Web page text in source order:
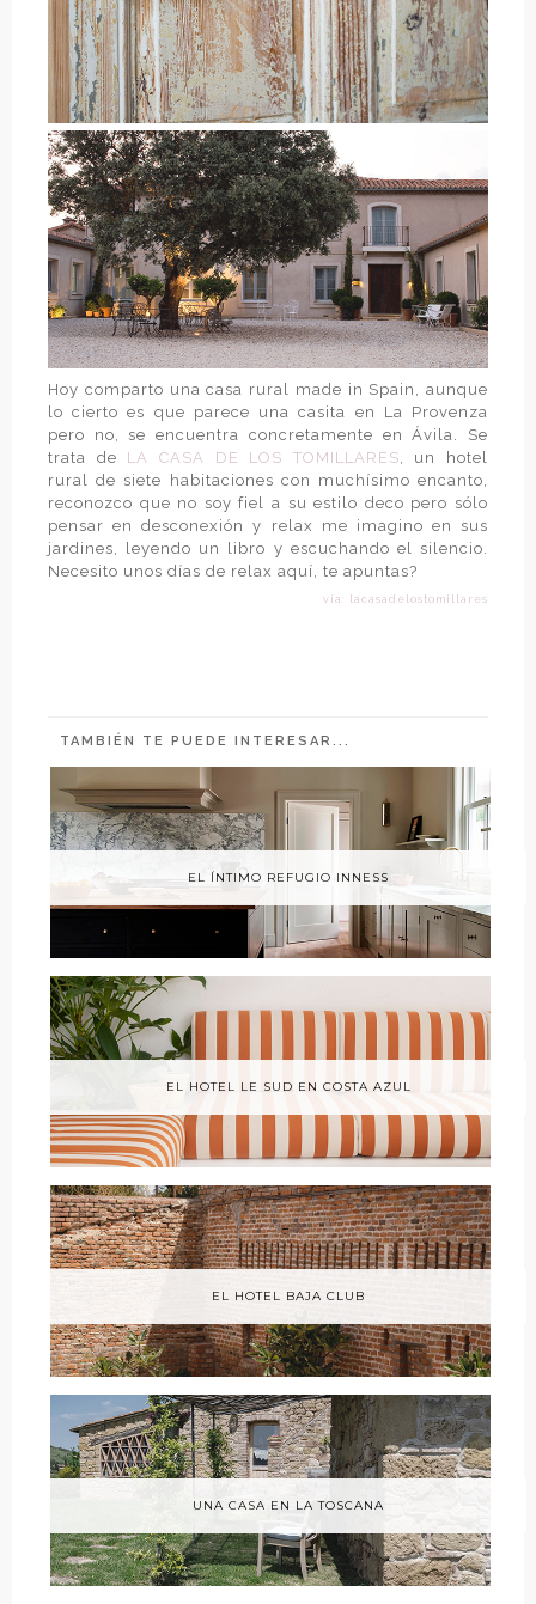
Hoy comparto una casa rural made in Spain, aunque
lo cierto es que parece una casita en La Provenza
pero no, se encuentra concretamente en Ávila. Se
trata de LA CASA DE LOS TOMILLARES, un hotel
rural de siete habitaciones con muchísimo encanto,
reconozco que no soy fiel a su estilo deco pero sólo
pensar en desconexión y relax me imagino en sus
jardines, leyendo un libro y escuchando el silencio.
Necesito unos días de relax aquí, te apuntas?
vía: lacasadelostomillares
TAMBIÉN TE PUEDE INTERESAR...
EL ÍNTIMO REFUGIO INNESS
EL HOTEL LE SUD EN COSTA AZUL
EL HOTEL BAJA CLUB
UNA CASA EN LA TOSCANA